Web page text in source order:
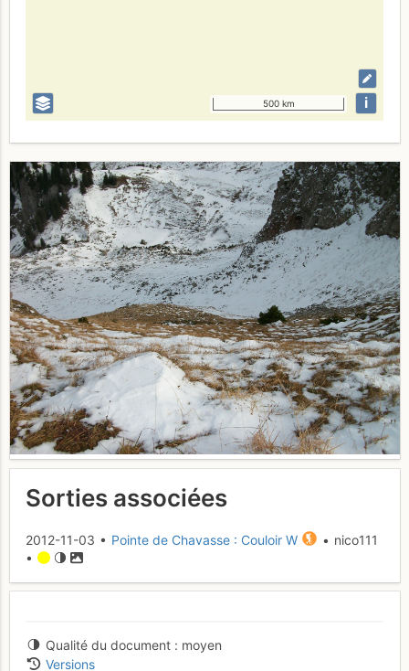
500 km i
Sorties associées
2012-11-03 • Pointe de Chavasse : Couloir W
• nico111
•
Qualité du document
moyen
Versions